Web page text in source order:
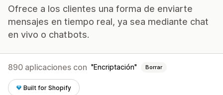
Ofrece a los clientes una forma de enviarte
mensajes en tiempo real, ya sea mediante chat
en vivo o chatbots.
890 aplicaciones con Encriptación Borrar
Built for Shopify